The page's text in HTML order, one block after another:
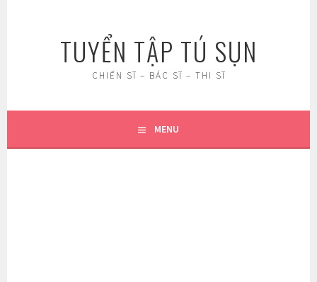
TUYỂN TẬP TÚ SỤN
CHIẾN SĨ – BÁC SĨ – THI SĨ
MENU